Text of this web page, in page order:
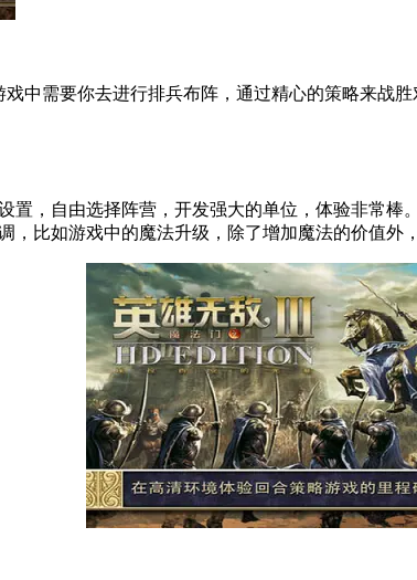
中需要你去进行排兵布阵，通过精心的策略来战
置，自由选择阵营，开发强大的单位，体验非常
比如游戏中的魔法升级，除了增加魔法的价值外